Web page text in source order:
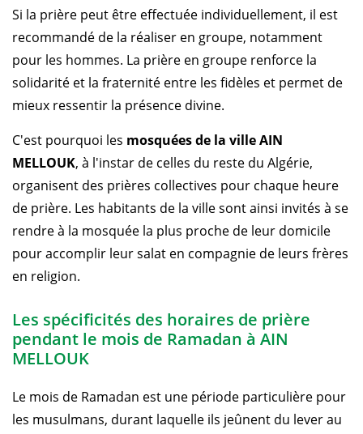
Si la prière peut être effectuée individuellement, il est
recommandé de la réaliser en groupe, notamment
pour les hommes. La prière en groupe renforce la
solidarité et la fraternité entre les fidèles et permet de
mieux ressentir la présence divine.
C'est pourquoi les mosquées de la ville AIN
MELLOUK, à l'instar de celles du reste du Algérie,
organisent des prières collectives pour chaque heure
de prière. Les habitants de la ville sont ainsi invités à se
rendre à la mosquée la plus proche de leur domicile
pour accomplir leur salat en compagnie de leurs frères
en religion.
Les spécificités des horaires de prière
pendant le mois de Ramadan à AIN
MELLOUK
Le mois de Ramadan est une période particulière pour
les musulmans, durant laquelle ils jeûnent du lever au